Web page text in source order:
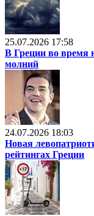
25.07.2026 17:58
В Греции во время
молний
24.07.2026 18:03
Новая
рейтингах Греции